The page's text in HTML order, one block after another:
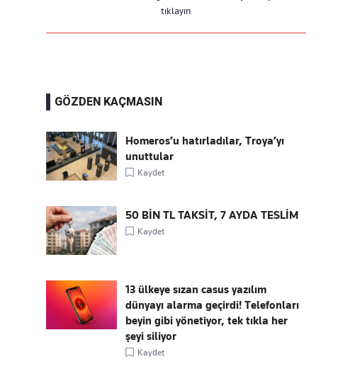
tıklayın
GÖZDEN KAÇMASIN
Homeros’u hatırladılar, Troya’yı
unuttular
Kaydet
50 BİN TL TAKSİT, 7 AYDA TESLİM
Kaydet
13 ülkeye sızan casus yazılım
dünyayı alarma geçirdi! Telefonları
beyin gibi yönetiyor, tek tıkla her
şeyi siliyor
Kaydet